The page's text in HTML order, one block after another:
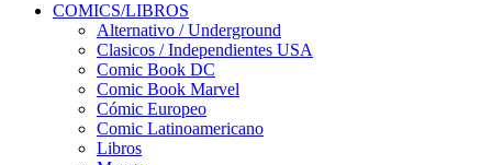
COMICS/LIBROS
Alternativo / Underground
Clasicos / Independientes USA
Comic Book DC
Comic Book Marvel
Cómic Europeo
Comic Latinoamericano
Libros